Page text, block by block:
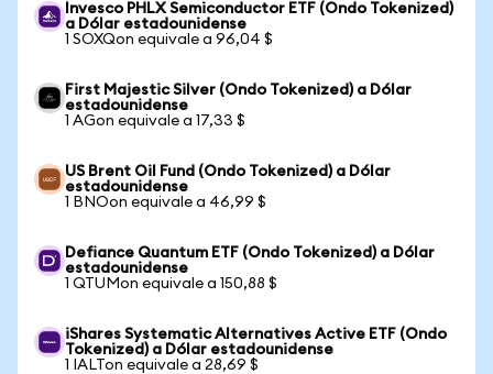
Invesco PHLX Semiconductor ETF (Ondo Tokenized)
a Dólar estadounidense
1 SOXQon equivale a 96,04 $
First Majestic Silver (Ondo Tokenized) a Dólar
estadounidense
1 AGon equivale a 17,33 $
US Brent Oil Fund (Ondo Tokenized) a Dólar
estadounidense
1 BNOon equivale a 46,99 $
Defiance Quantum ETF (Ondo Tokenized) a Dólar
estadounidense
1 QTUMon equivale a 150,88 $
iShares Systematic Alternatives Active ETF (Ondo
Tokenized) a Dólar estadounidense
1 IALTon equivale a 28,69 $